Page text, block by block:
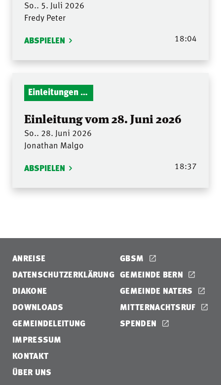
So.. 5. Juli 2026
Fredy Peter
ABSPIELEN 18:04
Einleitungen Gottesdienst
Einleitung vom 28. Juni 2026
So.. 28. Juni 2026
Jonathan Malgo
ABSPIELEN 18:37
ANREISE
DATENSCHUTZERKLÄRUNG
DIAKONE
DOWNLOADS
GEMEINDELEITUNG
IMPRESSUM
KONTAKT
ÜBER UNS
GBSM
GEMEINDE BERN
GEMEINDE NATERS
MITTERNACHTSRUF
SPENDEN